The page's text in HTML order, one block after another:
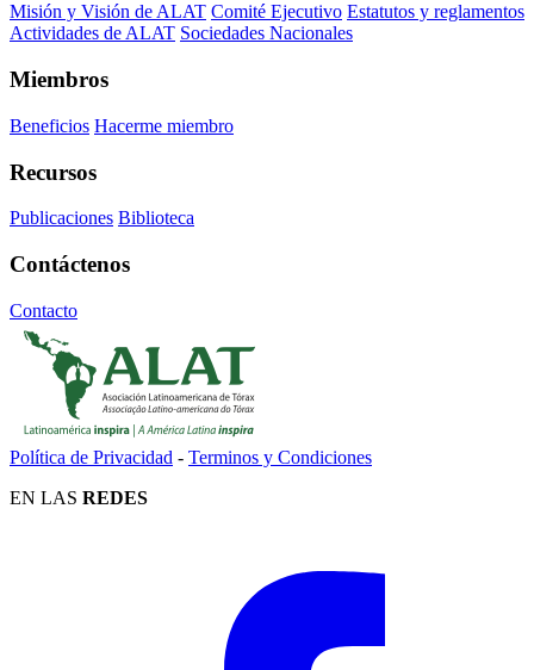
Misión y Visión de ALAT Comité Ejecutivo Estatutos y reglamentos
Actividades de ALAT Sociedades Nacionales
Miembros
Beneficios Hacerme miembro
Recursos
Publicaciones Biblioteca
Contáctenos
Contacto
Política de Privacidad - Terminos y Condiciones
EN LAS REDES